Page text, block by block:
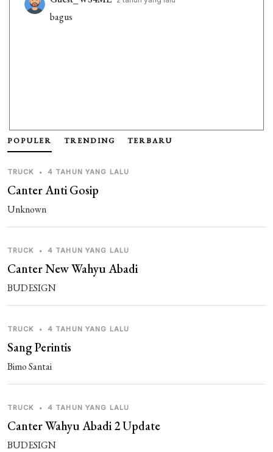
bagus
POPULER TRENDING TERBARU
TRUCK • 4 TAHUN YANG LALU
Canter Anti Gosip
Unknown
TRUCK • 4 TAHUN YANG LALU
Canter New Wahyu Abadi
BUDESIGN
TRUCK • 4 TAHUN YANG LALU
Sang Perintis
Bimo Santai
TRUCK • 4 TAHUN YANG LALU
Canter Wahyu Abadi 2 Update
BUDESIGN